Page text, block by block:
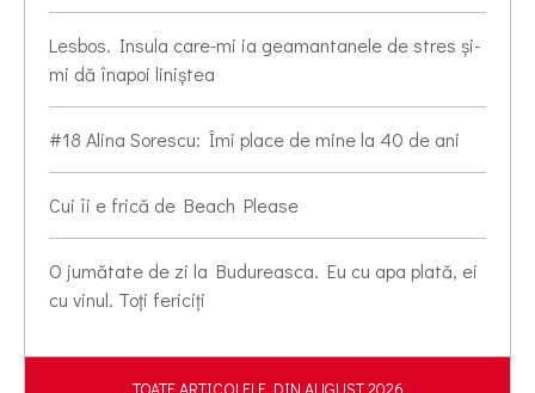
Lesbos. Insula care-mi ia geamantanele de stres și-
mi dă înapoi liniștea
#18 Alina Sorescu: Îmi place de mine la 40 de ani
Cui îi e frică de Beach Please
O jumătate de zi la Budureasca. Eu cu apa plată, ei
cu vinul. Toți fericiți